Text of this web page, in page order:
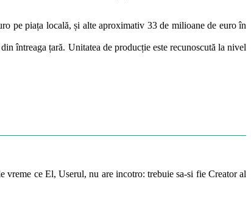
pe piața locală, și alte aproximativ 33 de milioane de euro în
întreaga țară. Unitatea de producție este recunoscută la nivel
vreme ce El, Userul, nu are incotro: trebuie sa-si fie Creator al